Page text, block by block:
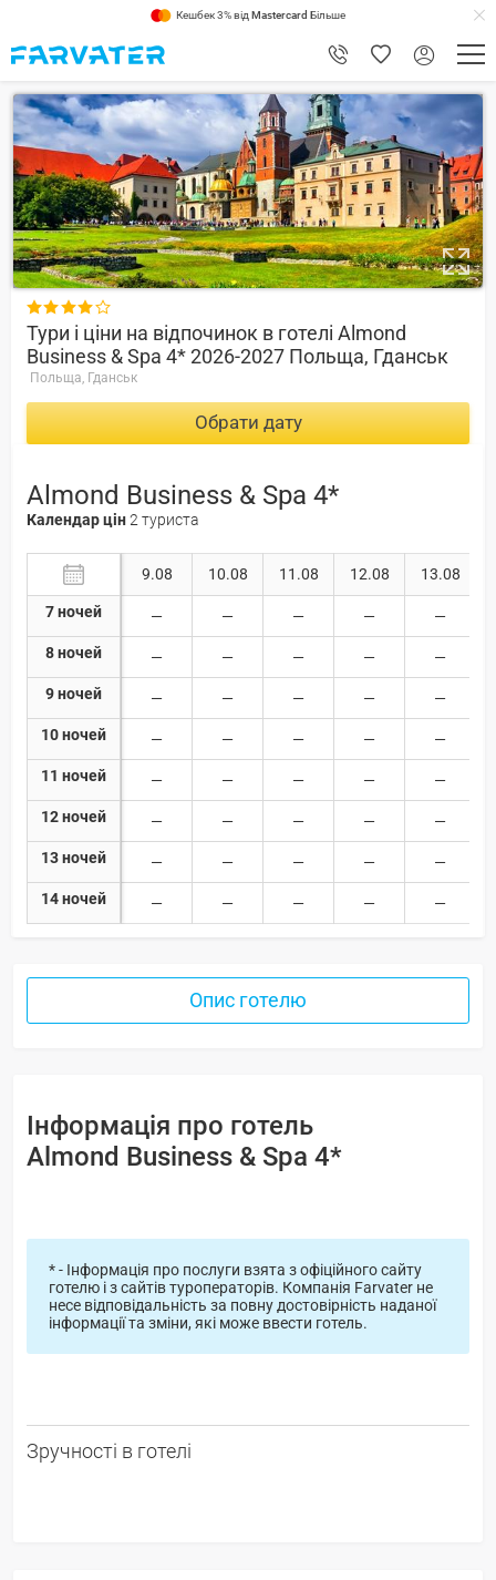
Кешбек 3% від Mastercard Більше
1

Тури і ціни на відпочинок в готелі Almond
Business & Spa 4* 2026-2027 Польща, Гданськ
Польща, Гданськ
Обрати дату
Almond Business & Spa 4*
Календар цін2 туриста
7 ночей
8 ночей
9 ночей
10 ночей
11 ночей
12 ночей
13 ночей
14 ночей
9.08 10.08 11.08 12.08 13.08
Опис готелю
Інформація про готель
Almond Business & Spa 4*
* - Інформація про послуги взята з офіційного сайту
готелю і з сайтів туроператорів. Компанія Farvater не
несе відповідальність за повну достовірність наданої
інформації та зміни, які може ввести готель.
Зручності в готелі